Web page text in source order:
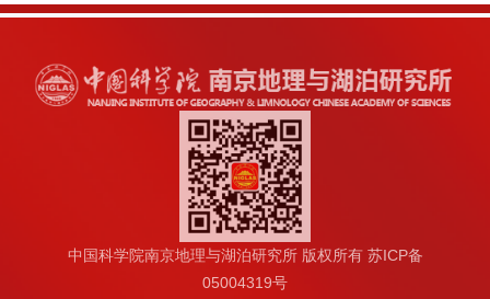
中国科学院南京地理与湖泊研究所 版权所有 苏ICP备
05004319号